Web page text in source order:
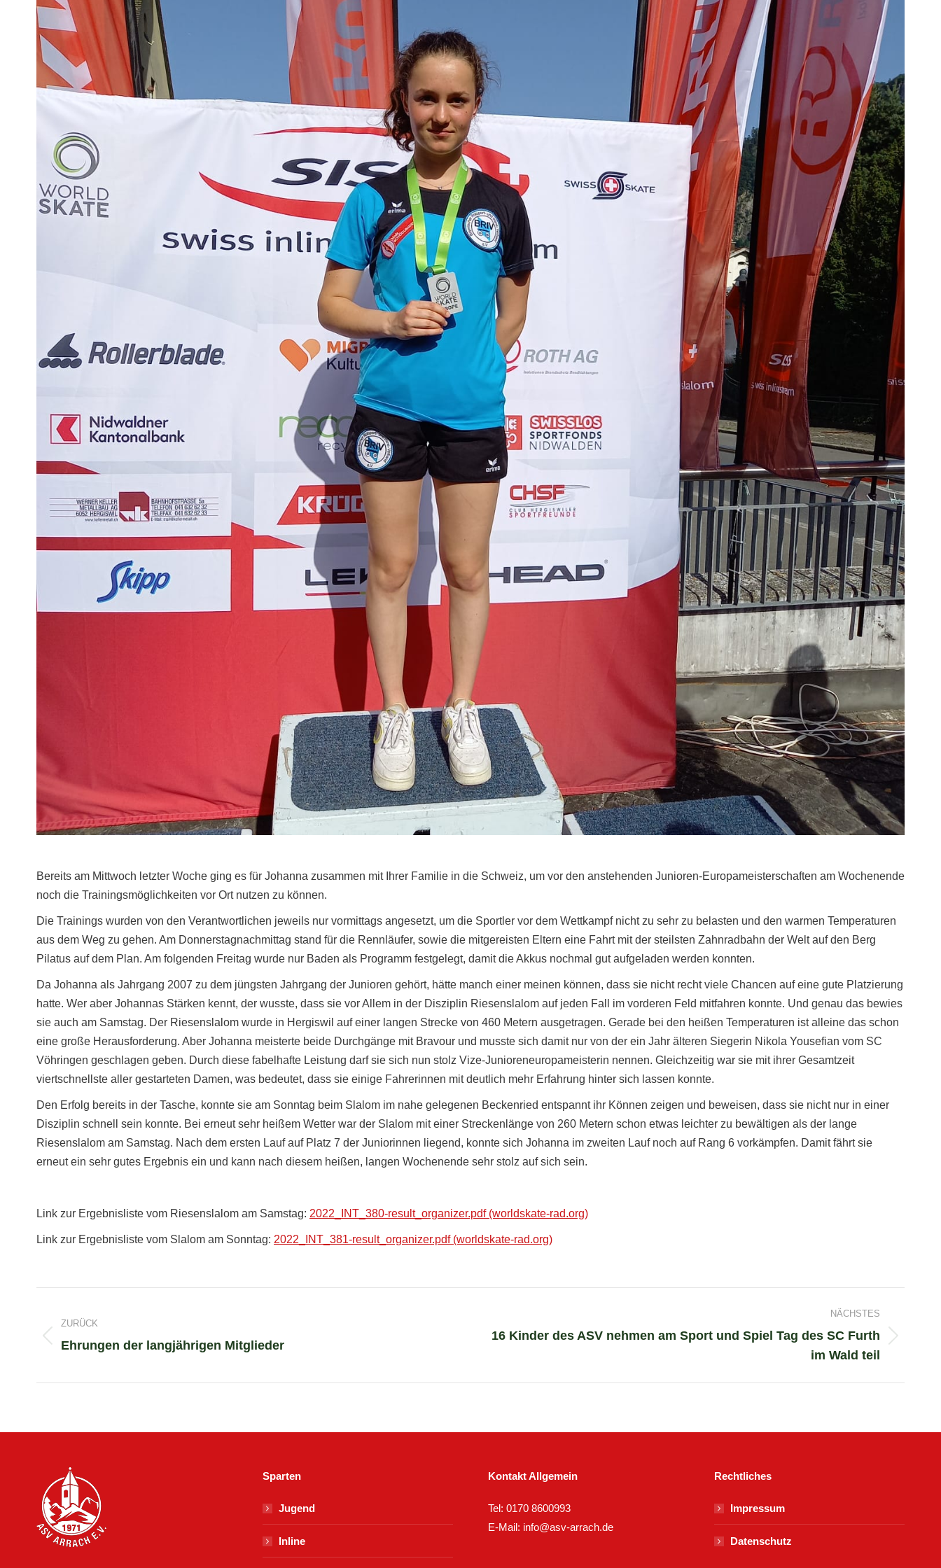
Bereits am Mittwoch letzter Woche ging es für Johanna zusammen mit Ihrer Familie in die Schweiz, um vor den anstehenden Junioren-Europameisterschaften am Wochenende
noch die Trainingsmöglichkeiten vor Ort nutzen zu können.
Die Trainings wurden von den Verantwortlichen jeweils nur vormittags angesetzt, um die Sportler vor dem Wettkampf nicht zu sehr zu belasten und den warmen Temperaturen
aus dem Weg zu gehen. Am Donnerstagnachmittag stand für die Rennläufer, sowie die mitgereisten Eltern eine Fahrt mit der steilsten Zahnradbahn der Welt auf den Berg
Pilatus auf dem Plan. Am folgenden Freitag wurde nur Baden als Programm festgelegt, damit die Akkus nochmal gut aufgeladen werden konnten.
Da Johanna als Jahrgang 2007 zu dem jüngsten Jahrgang der Junioren gehört, hätte manch einer meinen können, dass sie nicht recht viele Chancen auf eine gute Platzierung
hatte. Wer aber Johannas Stärken kennt, der wusste, dass sie vor Allem in der Disziplin Riesenslalom auf jeden Fall im vorderen Feld mitfahren konnte. Und genau das bewies
sie auch am Samstag. Der Riesenslalom wurde in Hergiswil auf einer langen Strecke von 460 Metern ausgetragen. Gerade bei den heißen Temperaturen ist alleine das schon
eine große Herausforderung. Aber Johanna meisterte beide Durchgänge mit Bravour und musste sich damit nur von der ein Jahr älteren Siegerin Nikola Yousefian vom SC
Vöhringen geschlagen geben. Durch diese fabelhafte Leistung darf sie sich nun stolz Vize-Junioreneuropameisterin nennen. Gleichzeitig war sie mit ihrer Gesamtzeit
viertschnellste aller gestarteten Damen, was bedeutet, dass sie einige Fahrerinnen mit deutlich mehr Erfahrung hinter sich lassen konnte.
Den Erfolg bereits in der Tasche, konnte sie am Sonntag beim Slalom im nahe gelegenen Beckenried entspannt ihr Können zeigen und beweisen, dass sie nicht nur in einer
Disziplin schnell sein konnte. Bei erneut sehr heißem Wetter war der Slalom mit einer Streckenlänge von 260 Metern schon etwas leichter zu bewältigen als der lange
Riesenslalom am Samstag. Nach dem ersten Lauf auf Platz 7 der Juniorinnen liegend, konnte sich Johanna im zweiten Lauf noch auf Rang 6 vorkämpfen. Damit fährt sie
erneut ein sehr gutes Ergebnis ein und kann nach diesem heißen, langen Wochenende sehr stolz auf sich sein.
Link zur Ergebnisliste vom Riesenslalom am Samstag: 2022_INT_380-result_organizer.pdf (worldskate-rad.org)
Link zur Ergebnisliste vom Slalom am Sonntag: 2022_INT_381-result_organizer.pdf (worldskate-rad.org)
navigation
ZURÜCK
Previous
Ehrungen der langjährigen Mitglieder
NÄCHSTES
16 Kinder des ASV nehmen am Sport und Spiel Tag des SC Furth
im Wald teil
Sparten
Jugend
Inline
Kontakt Allgemein
Tel: 0170 8600993
E-Mail: info@asv-arrach.de
Rechtliches
Impressum
Datenschutz